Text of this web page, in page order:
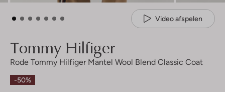
Video afspelen
Tommy Hilfiger
Rode Tommy Hilfiger Mantel Wool Blend Classic Coat
-50%